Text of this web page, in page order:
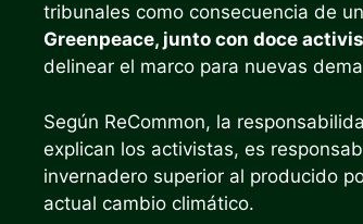
tribunales como consecuencia de
Greenpeace, junto con doce
delinear el marco para nuevas
Según ReCommon, la
explican los activistas, es
invernadero superior al producido
actual cambio climático.